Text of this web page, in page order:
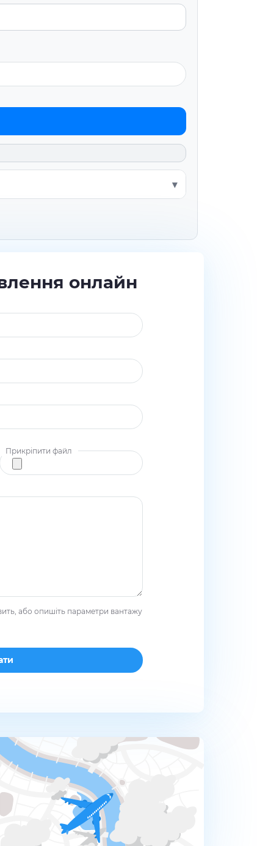
онлайн
Прикріпити файл
або опишіть параметри вантажу